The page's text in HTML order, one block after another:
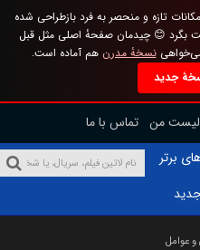
تازه و منحصر به فرد بازطراحی شده
بگرد 😊 چیدمان صفحهٔ اصلی مثل قبل
می‌خواهینسخهٔ مدرن هم آماده است.
جدید
لیست من تماس با ما
برتر
و عوامل